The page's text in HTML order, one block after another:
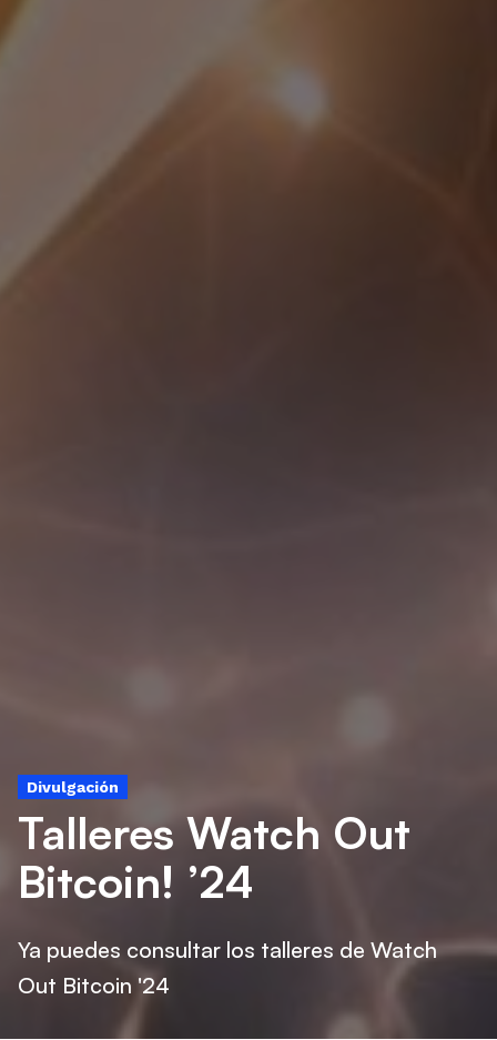
Divulgación
Talleres Watch Out
Bitcoin! ’24
Ya puedes consultar los talleres de Watch
Out Bitcoin '24